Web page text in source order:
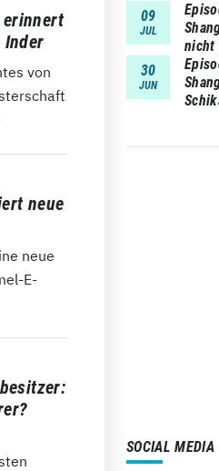
erinnert
Inder
von
neue
neue
E-
09
JUL
nicht
30
JUN
SOCIAL MEDIA